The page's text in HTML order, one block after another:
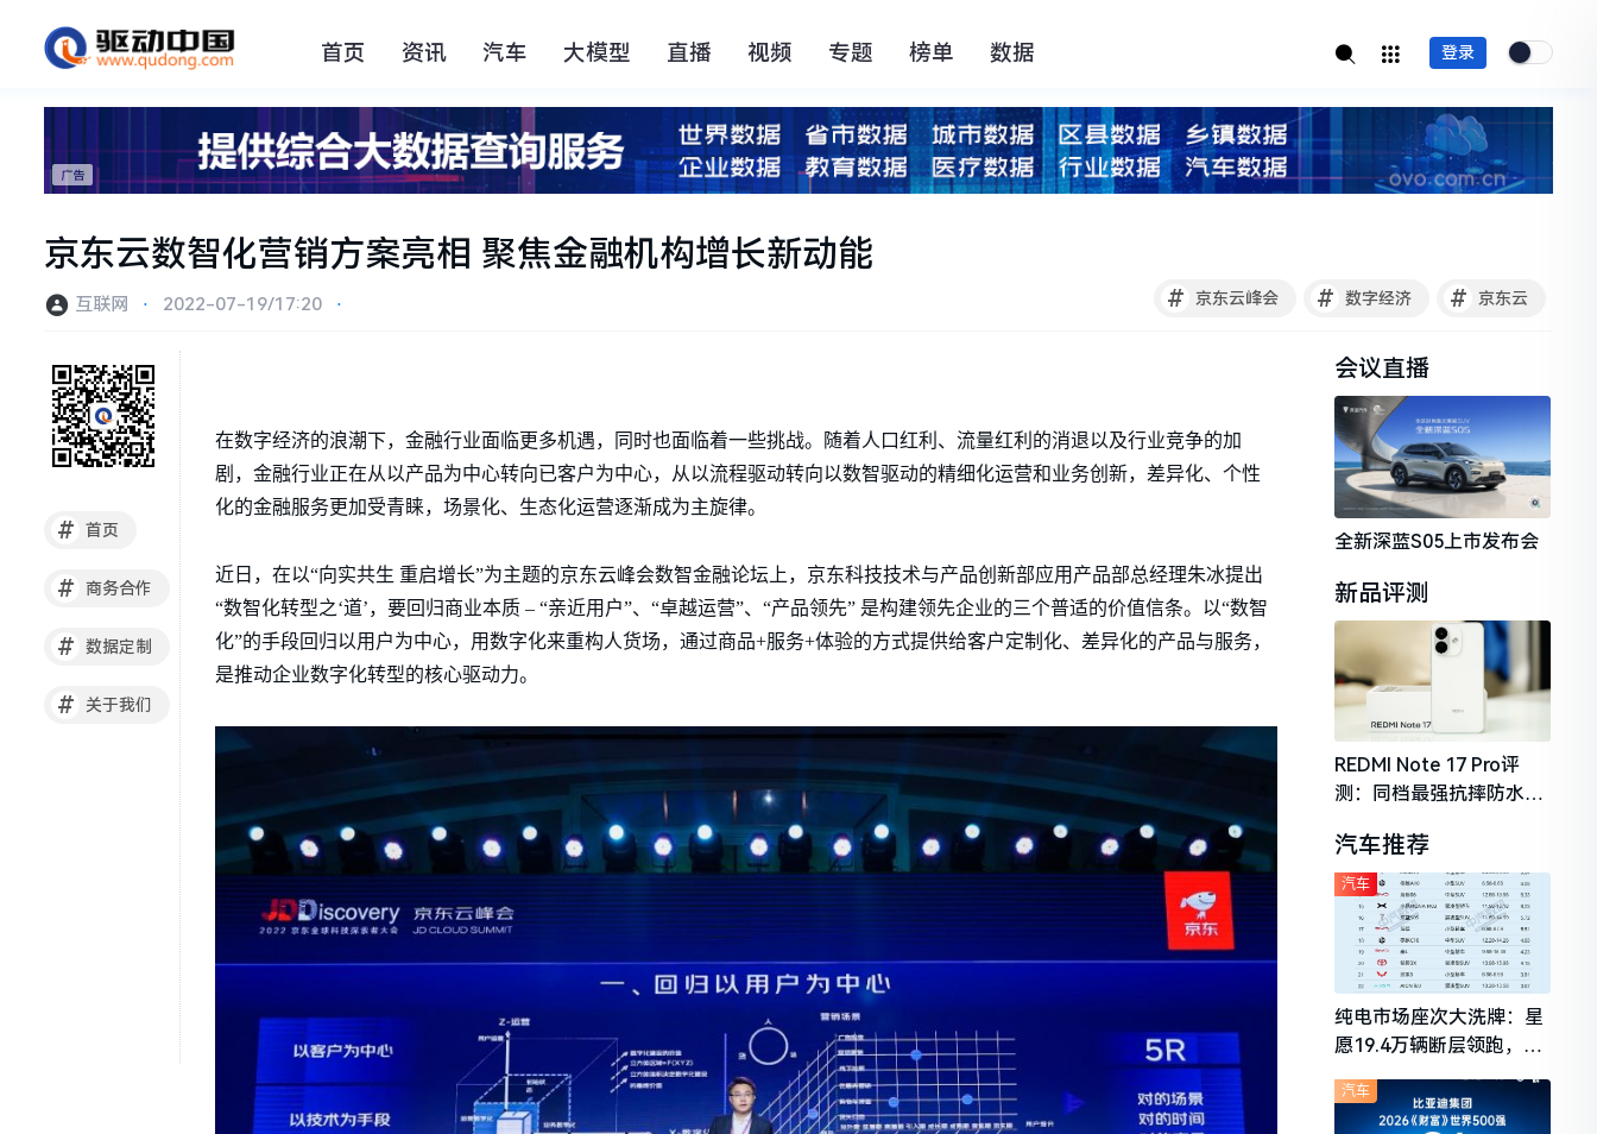
首页 资讯 汽车 大模型 直播 视频 专题 榜单 数据 登录
京东云数智化营销方案亮相 聚焦金融机构增长新动能
# 京东云峰会 # 数字经济 # 京东云
互联网 ⋅ 2022-07-19/17:20 ⋅
# 首页
# 商务合作
# 数据定制
# 关于我们
在数字经济的浪潮下，金融行业面临更多机遇，同时也面临着一些挑战。随着人口红利、流量红利的消退以及行业竞争的加
剧，金融行业正在从以产品为中心转向已客户为中心，从以流程驱动转向以数智驱动的精细化运营和业务创新，差异化、个性
化的金融服务更加受青睐，场景化、生态化运营逐渐成为主旋律。
近日，在以“向实共生 重启增长”为主题的京东云峰会数智金融论坛上，京东科技技术与产品创新部应用产品部总经理朱冰提出
“数智化转型之‘道’，要回归商业本质 – “亲近用户”、“卓越运营”、“产品领先” 是构建领先企业的三个普适的价值信条。以“数智
化”的手段回归以用户为中心，用数字化来重构人货场，通过商品+服务+体验的方式提供给客户定制化、差异化的产品与服务，
是推动企业数字化转型的核心驱动力。
会议直播
全新深蓝S05上市发布会
新品评测
REDMI Note 17 Pro评
测：同档最强抗摔防水，
守门员
汽车推荐
纯电市场座次大洗牌：星
愿19.4万辆断层领跑，理
想i6成最强黑马
汽车
汽车